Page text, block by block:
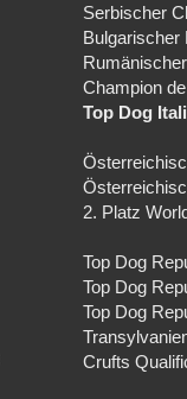
Serbischer
Bulgarischer
Champion
Top Dog
2. Platz
Top Dog
Top Dog
Top Dog
Crufts